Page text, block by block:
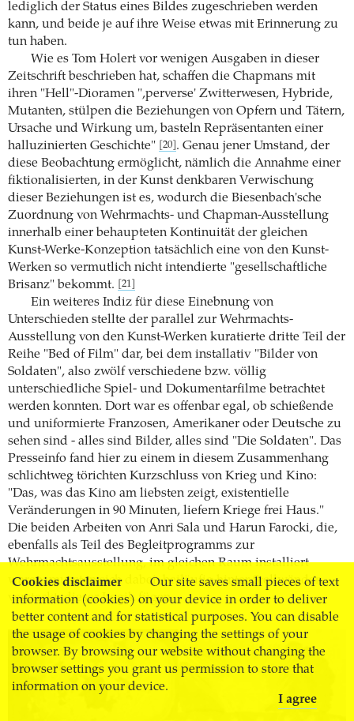
Cookies disclaimer
Our site saves small pieces of text
information (cookies) on your device in order to deliver
better content and for statistical purposes. You can disable
the usage of cookies by changing the settings of your
browser. By browsing our website without changing the
browser settings you grant us permission to store that
information on your device.
I agree
lediglich der Status eines Bildes zugeschrieben werden
kann, und beide je auf ihre Weise etwas mit Erinnerung zu
tun haben.
Wie es Tom Holert vor wenigen Ausgaben in dieser
Zeitschrift beschrieben hat, schaffen die Chapmans mit
ihren "Hell"-Dioramen ",perverse' Zwitterwesen, Hybride,
Mutanten, stülpen die Beziehungen von Opfern und Tätern,
Ursache und Wirkung um, basteln Repräsentanten einer
halluzinierten Geschichte"
[20] . Genau jener Umstand, der
diese Beobachtung ermöglicht, nämlich die Annahme einer
fiktionalisierten, in der Kunst denkbaren Verwischung
dieser Beziehungen ist es, wodurch die Biesenbach'sche
Zuordnung von Wehrmachts- und Chapman-Ausstellung
innerhalb einer behaupteten Kontinuität der gleichen
Kunst-Werke-Konzeption tatsächlich eine von den Kunst-
Werken so vermutlich nicht intendierte "gesellschaftliche
Brisanz" bekommt.
[21]
Ein weiteres Indiz für diese Einebnung von
Unterschieden stellte der parallel zur Wehrmachts-
Ausstellung von den Kunst-Werken kuratierte dritte Teil der
Reihe "Bed of Film" dar, bei dem installativ "Bilder von
Soldaten", also zwölf verschiedene bzw. völlig
unterschiedliche Spiel- und Dokumentarfilme betrachtet
werden konnten. Dort war es offenbar egal, ob schießende
und uniformierte Franzosen, Amerikaner oder Deutsche zu
sehen sind - alles sind Bilder, alles sind "Die Soldaten". Das
Presseinfo fand hier zu einem in diesem Zusammenhang
schlichtweg törichten Kurzschluss von Krieg und Kino:
"Das, was das Kino am liebsten zeigt, existentielle
Veränderungen in 90 Minuten, liefern Kriege frei Haus."
Die beiden Arbeiten von Anri Sala und Harun Farocki, die,
ebenfalls als Teil des Begleitprogramms zur
Wehrmachtsausstellung, im gleichen Raum installiert
waren, mussten sich dabei, beiläufig hinter Stellwänden
versteckt, dieser Logik fügen.